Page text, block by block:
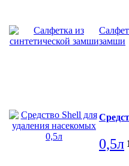
замши
0,5л